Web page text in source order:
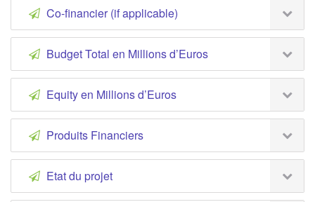
Co-financier (if applicable)
Budget Total en Millions d’Euros
Equity en Millions d’Euros
Produits Financiers
Etat du projet